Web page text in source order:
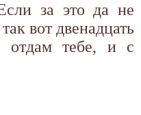
за это да не
вот двенадцать
отдам тебе, и с